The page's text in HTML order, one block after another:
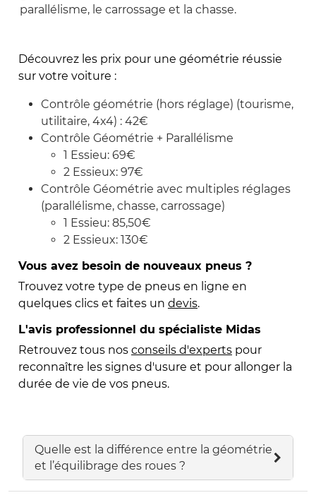
parallélisme, le carrossage et la chasse.
Découvrez les prix pour une géométrie réussie
sur votre voiture :
Contrôle géométrie (hors réglage) (tourisme,
utilitaire, 4x4) : 42€
Contrôle Géométrie + Parallélisme
1 Essieu: 69€
2 Essieux: 97€
Contrôle Géométrie avec multiples réglages
(parallélisme, chasse, carrossage)
1 Essieu: 85,50€
2 Essieux: 130€
Vous avez besoin de nouveaux pneus ?
Trouvez votre type de pneus en ligne en
quelques clics et faites un devis.
L'avis professionnel du spécialiste Midas
Retrouvez tous nos conseils d'experts pour
reconnaître les signes d'usure et pour allonger la
durée de vie de vos pneus.
Quelle est la différence entre la géométrie
et l’équilibrage des roues ?